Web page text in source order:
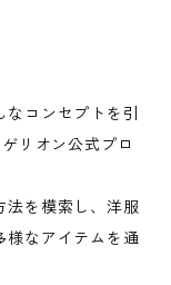
コンセプトを引
リオン公式プロ
法を模索し、洋服
様なアイテムを通